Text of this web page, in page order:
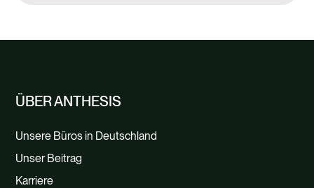
ÜBER ANTHESIS
Unsere Büros in Deutschland
Unser Beitrag
Karriere